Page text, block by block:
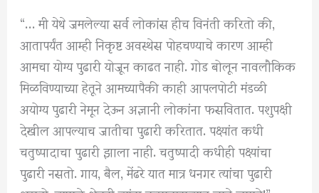
“… मी येथे जमलेल्या सर्व लोकांस हीच विनंती करितो की,
आतापर्यंत आम्ही निकृष्ट अवस्थेस पोहचण्याचे कारण आम्ही
आमचा योग्य पुढारी योजून काढत नाही. गोड बोलून नावलौकिक
मिळविण्याच्या हेतूने आमच्यापैकी काही आपलपोटी मंडळी
अयोग्य पुढारी नेमून देऊन अज्ञानी लोकांना फसवितात. पशुपक्षी
देखील आपल्याच जातीचा पुढारी करितात. पक्ष्यांत कधी
चतुष्पादाचा पुढारी झाला नाही. चतुष्पादी कधीही पक्ष्यांचा
पुढारी नसतो. गाय, बैल, मेंढरे यात मात्र धनगर त्यांचा पुढारी